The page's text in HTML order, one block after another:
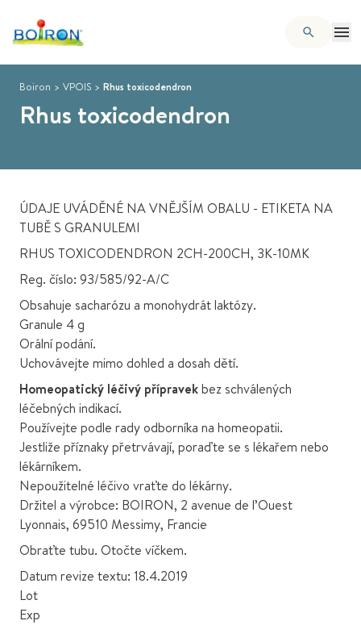
Boiron > VPOIS > Rhus toxicodendron
Rhus toxicodendron
ÚDAJE UVÁDĚNÉ NA VNĚJŠÍM OBALU - ETIKETA NA
TUBĚ S GRANULEMI
RHUS TOXICODENDRON 2CH-200CH, 3K-10MK
Reg. číslo: 93/585/92-A/C
Obsahuje sacharózu a monohydrát laktózy.
Granule 4 g
Orální podání.
Uchovávejte mimo dohled a dosah dětí.
Homeopatický léčivý přípravekbez schválených
léčebných indikací.
Používejte podle rady odborníka na homeopatii.
Jestliže příznaky přetrvávají, poraďte se s lékařem nebo
lékárníkem.
Nepoužitelné léčivo vraťte do lékárny.
Držitel a výrobce: BOIRON, 2 avenue de l’Ouest
Lyonnais, 69510 Messimy, Francie
Obraťte tubu. Otočte víčkem.
Datum revize textu: 18.4.2019
Lot
Exp